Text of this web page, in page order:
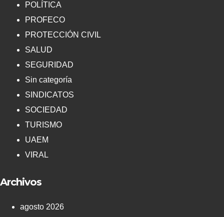
POLÍTICA
PROFECO
PROTECCIÓN CIVIL
SALUD
SEGURIDAD
Sin categoría
SINDICATOS
SOCIEDAD
TURISMO
UAEM
VIRAL
Archivos
agosto 2026